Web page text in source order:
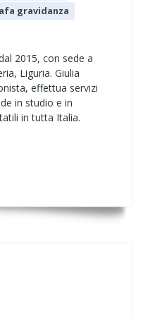
gravidanza
2015, con sede a
Liguria. Giulia
effettua servizi
in studio e in
in tutta Italia.